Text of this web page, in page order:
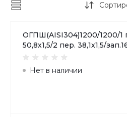
ОГПШ(AISI304)1200/1200/1
50,8х1,5/2 пер. 38,1х1,5/
Нет в наличии